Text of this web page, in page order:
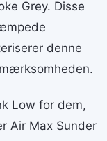
Grey. Disse
denne
Low for dem,
Air Max Sunder